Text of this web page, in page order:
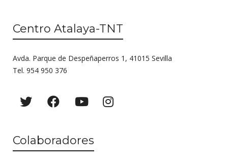
Centro Atalaya-TNT
Avda. Parque de Despeñaperros 1, 41015 Sevilla
Tel. 954 950 376
Colaboradores